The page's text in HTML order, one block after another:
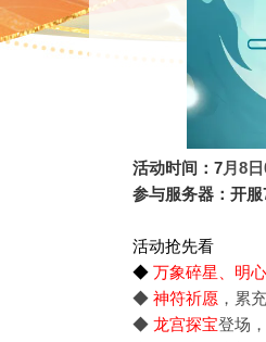
活动时间：7月8
参与服务器：开
活动抢先看
◆ 万象碎星 明
◆ 神符祈愿 ，累
◆ 龙宫探宝登场